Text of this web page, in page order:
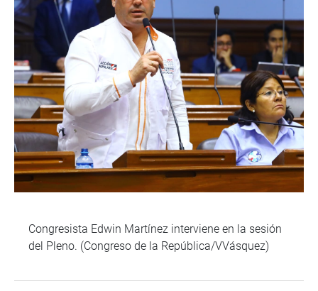
Congresista Edwin Martínez interviene en la sesión
del Pleno. (Congreso de la República/VVásquez)